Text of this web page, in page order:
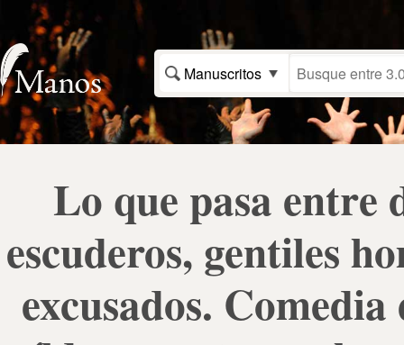
Manuscritos
Lo que pasa entre
escuderos, gentiles
excusados.